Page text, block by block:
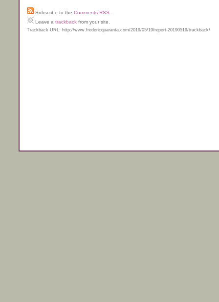
Subscribe to the Comments RSS
Leave a trackback from your site.
Trackback URL: http://www.fredericquaranta.com/2019/05/19/report-20190519/trackback/